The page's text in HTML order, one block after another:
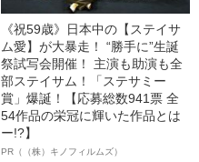
《祝59歳》日本中の【ステイサ
ム愛】が大暴走！ “勝手に”生誕
祭試写会開催！ 主演も助演も全
部ステイサム！「ステサミー
賞」爆誕！【応募総数941票 全
54作品の栄冠に輝いた作品とは
ー!?】
PR（（株）キノフィルムズ）